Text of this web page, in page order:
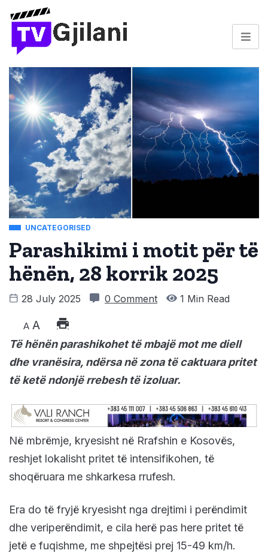
UNCATEGORISED
Parashikimi i motit për të
hënën, 28 korrik 2025
28 July 2025 0 Comment 1 Min Read
A A
Të hënën parashikohet të mbajë mot me diell
dhe vranësira, ndërsa në zona të caktuara pritet
të ketë ndonjë rrebesh të izoluar.
Në mbrëmje, kryesisht në Rrafshin e Kosovës,
reshjet lokalisht pritet të intensifikohen, të
shoqëruara me shkarkesa rrufesh.
Era do të fryjë kryesisht nga drejtimi i perëndimit
dhe veriperëndimit, e cila herë pas here pritet të
jetë e fuqishme, me shpejtësi prej 15-49 km/h.